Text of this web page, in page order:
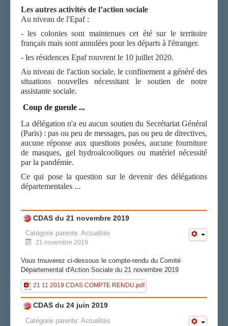
Les autres activités de l’action sociale
Au niveau de l'Epaf :
- les colonies sont maintenues cet été sur le territoire
français mais sont annulées pour les départs à l'étranger.
- les résidences Epaf rouvrent le 10 juillet 2020.
Au niveau de l'action sociale, le confinement a généré des
situations nouvelles nécessitant le soutien de notre
assistante sociale.
Coup de gueule ...
La délégation n'a eu aucun soutien du Secrétariat Général
(Paris) : pas ou peu de messages, pas ou peu de directives,
aucune réponse aux questions posées, aucune fourniture
de masques, gel hydroalcooliques ou matériel nécessité
par la pandémie.
Ce qui pose la question sur le devenir des délégations
départementales ...
CDAS du 21 novembre 2019
Catégorie parente: Actualités
21 novembre 2019
Vous trouverez ci-dessous le compte-rendu du Comité
Départemental d'Action Sociale du 21 novembre 2019
21 11 2019 CDAS COMPTE RENDU.pdf
CDAS du 24 juin 2019
Catégorie parente: Actualités